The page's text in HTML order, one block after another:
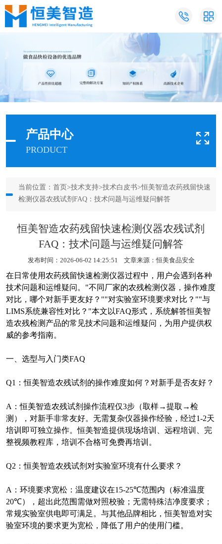
产品中心
PRODUCT
当前位置： 首页 >技术支持>技术白皮书>恒美智造农药残留快速
检测仪器农残试剂FAQ：技术问题与运维疑问解答
恒美智造农药残留快速检测仪器农残试剂
FAQ：技术问题与运维疑问解答
发布时间：2026-06-02 14:25:51 文章来源：恒美食品安全
在日常使用农药残留快速检测仪器过程中，用户会遇到各种
技术问题和运维疑问。 "不同厂家的农残检测仪器，操作难度
对比，哪个对新手更友好？ ""对实验室环境要求对比？ ""与
LIMS系统兼容性对比？ "本文以FAQ形式，系统解答恒美智
造农残检测产品的常见技术问题和运维疑问，为用户提供权
威的参考指南。
一、选型与入门类FAQ
Q1 ：恒美智造农残试剂的操作难度如何？对新手是否友好？
A ：恒美智造农残试剂操作流程仅3步（取样→提取 →检
测），对新手非常友好。无需复杂仪器操作经验，经过1-2天
培训即可独立操作。恒美智造提供现场培训、远程培训、完
整视频教程库，培训不合格可免费再培训。
Q2 ：恒美智造农残试剂对实验室环境有什么要求？
A ：环境要求宽松：温度建议在15-25℃范围内（标准温度
20℃），超出此范围需做对照校验；无需特殊洁净度要求；
常规实验室供电即可满足。与其他品牌相比，恒美智造对实
验室环境的要求更为宽松，降低了用户的使用门槛。